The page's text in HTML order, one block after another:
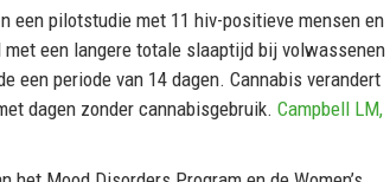
een pilotstudie met 11 hiv-positieve mensen en
een langere totale slaaptijd bij volwassenen
een periode van 14 dagen. Cannabis verandert
dagen zonder cannabisgebruik. Campbell LM,